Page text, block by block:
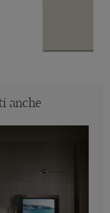
anche